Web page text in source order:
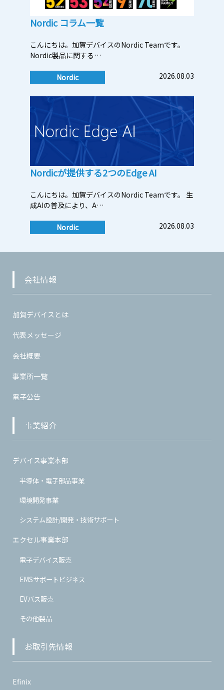
Nordic コラム一覧
こんにちは。加賀デバイスのNordic Teamです。
Nordic製品に関する…
Nordic 2026.08.03
Nordicが提供する2つのEdge AI
こんにちは。加賀デバイスのNordic Teamです。 生
成AIの普及により、A…
Nordic 2026.08.03
会社情報
加賀デバイスとは
代表メッセージ
会社概要
事業所一覧
電子公告
事業紹介
デバイス事業本部
半導体・電子部品事業
環境開発事業
システム設計/開発・技術サポート
エクセル事業本部
電子デバイス販売
EMSサポートビジネス
EVバス販売
その他製品
お取引先情報
Efinix